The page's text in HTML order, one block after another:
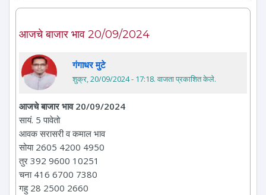
आजचे बाजार भाव 20/09/2024
गंगाधर मुटे
शुक्र, 20/09/2024 - 17:18. वाजता प्रकाशित केले.
आजचे बाजार भाव 20/09/2024
सायं. 5 पावेतो
आवक सरासरी व कमाल भाव
सोया 2605 4200 4950
तुर 392 9600 10251
चना 416 6700 7380
गहु 28 2500 2660